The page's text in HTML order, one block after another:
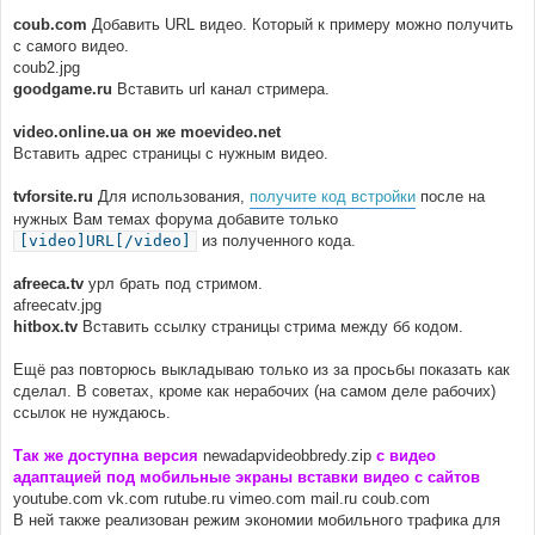
coub.com Добавить URL видео. Который к примеру можно получить
с самого видео.
coub2.jpg
goodgame.ru Вставить url канал стримера.
video.online.ua он же moevideo.net
Вставить адрес страницы с нужным видео.
tvforsite.ru Для использования, получите код встройки после на
нужных Вам темах форума добавите только
[video]URL[/video]
из полученного кода.
afreeca.tv урл брать под стримом.
afreecatv.jpg
hitbox.tv Вставить ссылку страницы стрима между бб кодом.
Ещё раз повторюсь выкладываю только из за просьбы показать как
сделал. В советах, кроме как нерабочих (на самом деле рабочих)
ссылок не нуждаюсь.
Так же доступна версия newadapvideobbredy.zip с видео
адаптацией под мобильные экраны вставки видео с сайтов
youtube.com vk.com rutube.ru vimeo.com mail.ru coub.com
В ней также реализован режим экономии мобильного трафика для